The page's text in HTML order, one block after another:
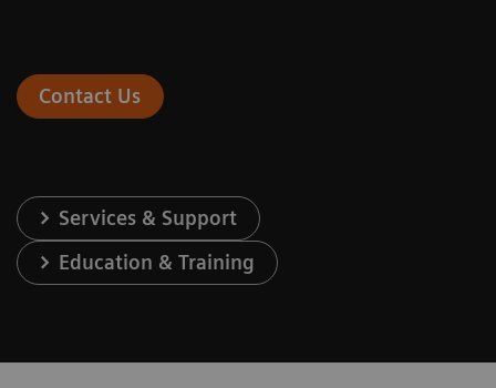
Contact Us
Services & Support
Education & Training